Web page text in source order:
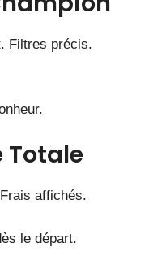
Filtres précis.
Totale
affichés.
le départ.